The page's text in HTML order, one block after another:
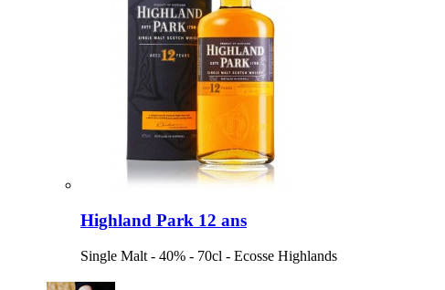
Highland Park 12 ans
Single Malt - 40% - 70cl - Ecosse Highlands